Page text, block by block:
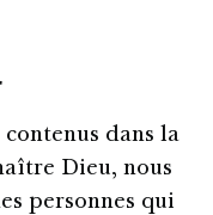
dans la
Dieu, nous
personnes qui